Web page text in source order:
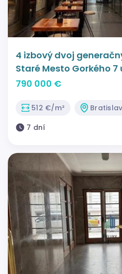
4 izbový dvoj
Staré Mesto Gorkého
790 000 €
512 €/m²
7 dní